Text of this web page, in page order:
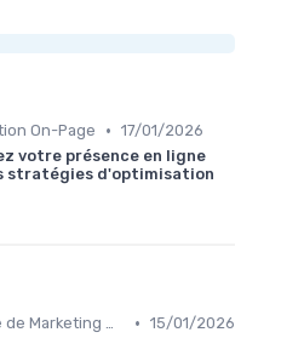
On-Page • 17/01/2026
votre présence en ligne
stratégies d'optimisation
Stratégie de Marketing Digital • 15/01/2026